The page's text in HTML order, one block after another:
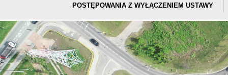
POSTĘPOWANIA Z WYŁĄCZENIEM USTAWY